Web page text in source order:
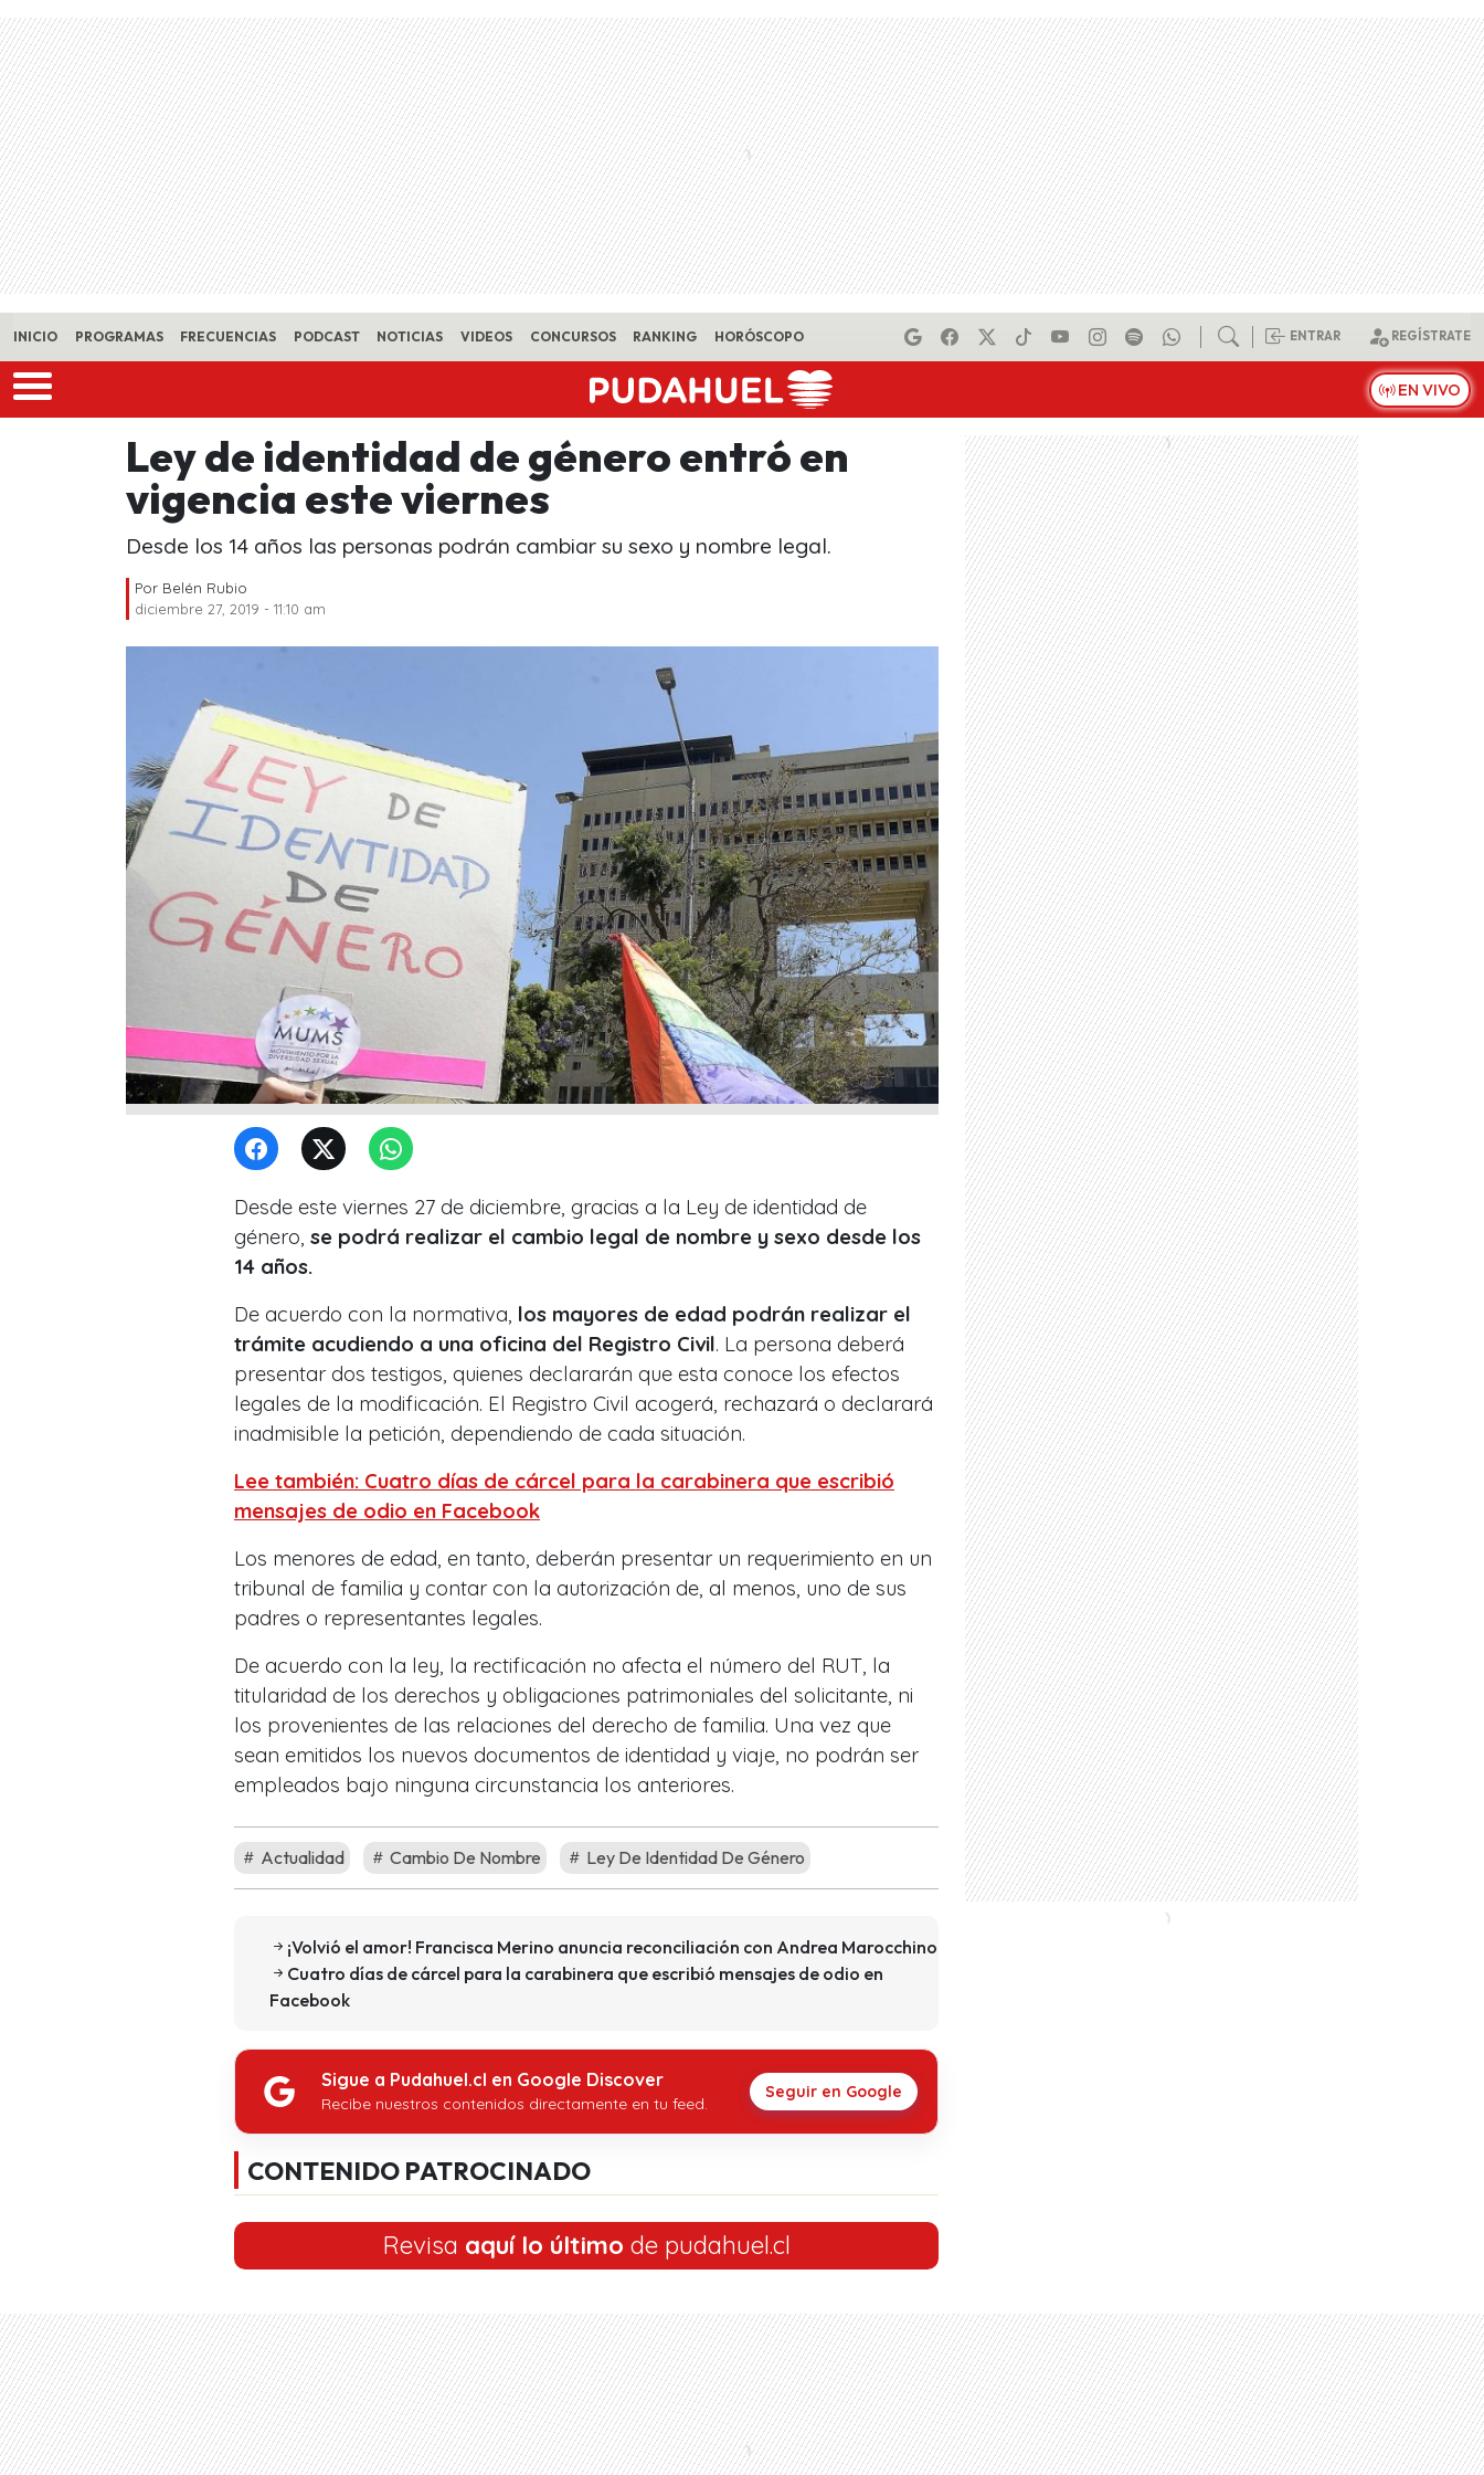
Skip to main content
INICIO PROGRAMAS FRECUENCIAS PODCAST NOTICIAS VIDEOS CONCURSOS RANKING HORÓSCOPO ENTRAR REGÍSTRATE
EN VIVO
Ley de identidad de género entró en
vigencia este viernes
Desde los 14 años las personas podrán cambiar su sexo y nombre legal.
Por Belén Rubio
diciembre 27, 2019 - 11:10 am
Desde este viernes 27 de diciembre, gracias a la Ley de identidad de
género, se podrá realizar el cambio legal de nombre y sexo desde los
14 años.
De acuerdo con la normativa, los mayores de edad podrán realizar el
trámite acudiendo a una oficina del Registro Civil. La persona deberá
presentar dos testigos, quienes declararán que esta conoce los efectos
legales de la modificación. El Registro Civil acogerá, rechazará o declarará
inadmisible la petición, dependiendo de cada situación.
Lee también: Cuatro días de cárcel para la carabinera que escribió
mensajes de odio en Facebook
Los menores de edad, en tanto, deberán presentar un requerimiento en un
tribunal de familia y contar con la autorización de, al menos, uno de sus
padres o representantes legales.
De acuerdo con la ley, la rectificación no afecta el número del RUT, la
titularidad de los derechos y obligaciones patrimoniales del solicitante, ni
los provenientes de las relaciones del derecho de familia. Una vez que
sean emitidos los nuevos documentos de identidad y viaje, no podrán ser
empleados bajo ninguna circunstancia los anteriores.
Actualidad Cambio De Nombre Ley De Identidad De Género
¡Volvió el amor! Francisca Merino anuncia reconciliación con Andrea Marocchino
Cuatro días de cárcel para la carabinera que escribió mensajes de odio en
Facebook
Sigue a Pudahuel.cl en Google Discover
Recibe nuestros contenidos directamente en tu feed.
Seguir en Google
CONTENIDO PATROCINADO
Revisa aquí lo último de pudahuel.cl